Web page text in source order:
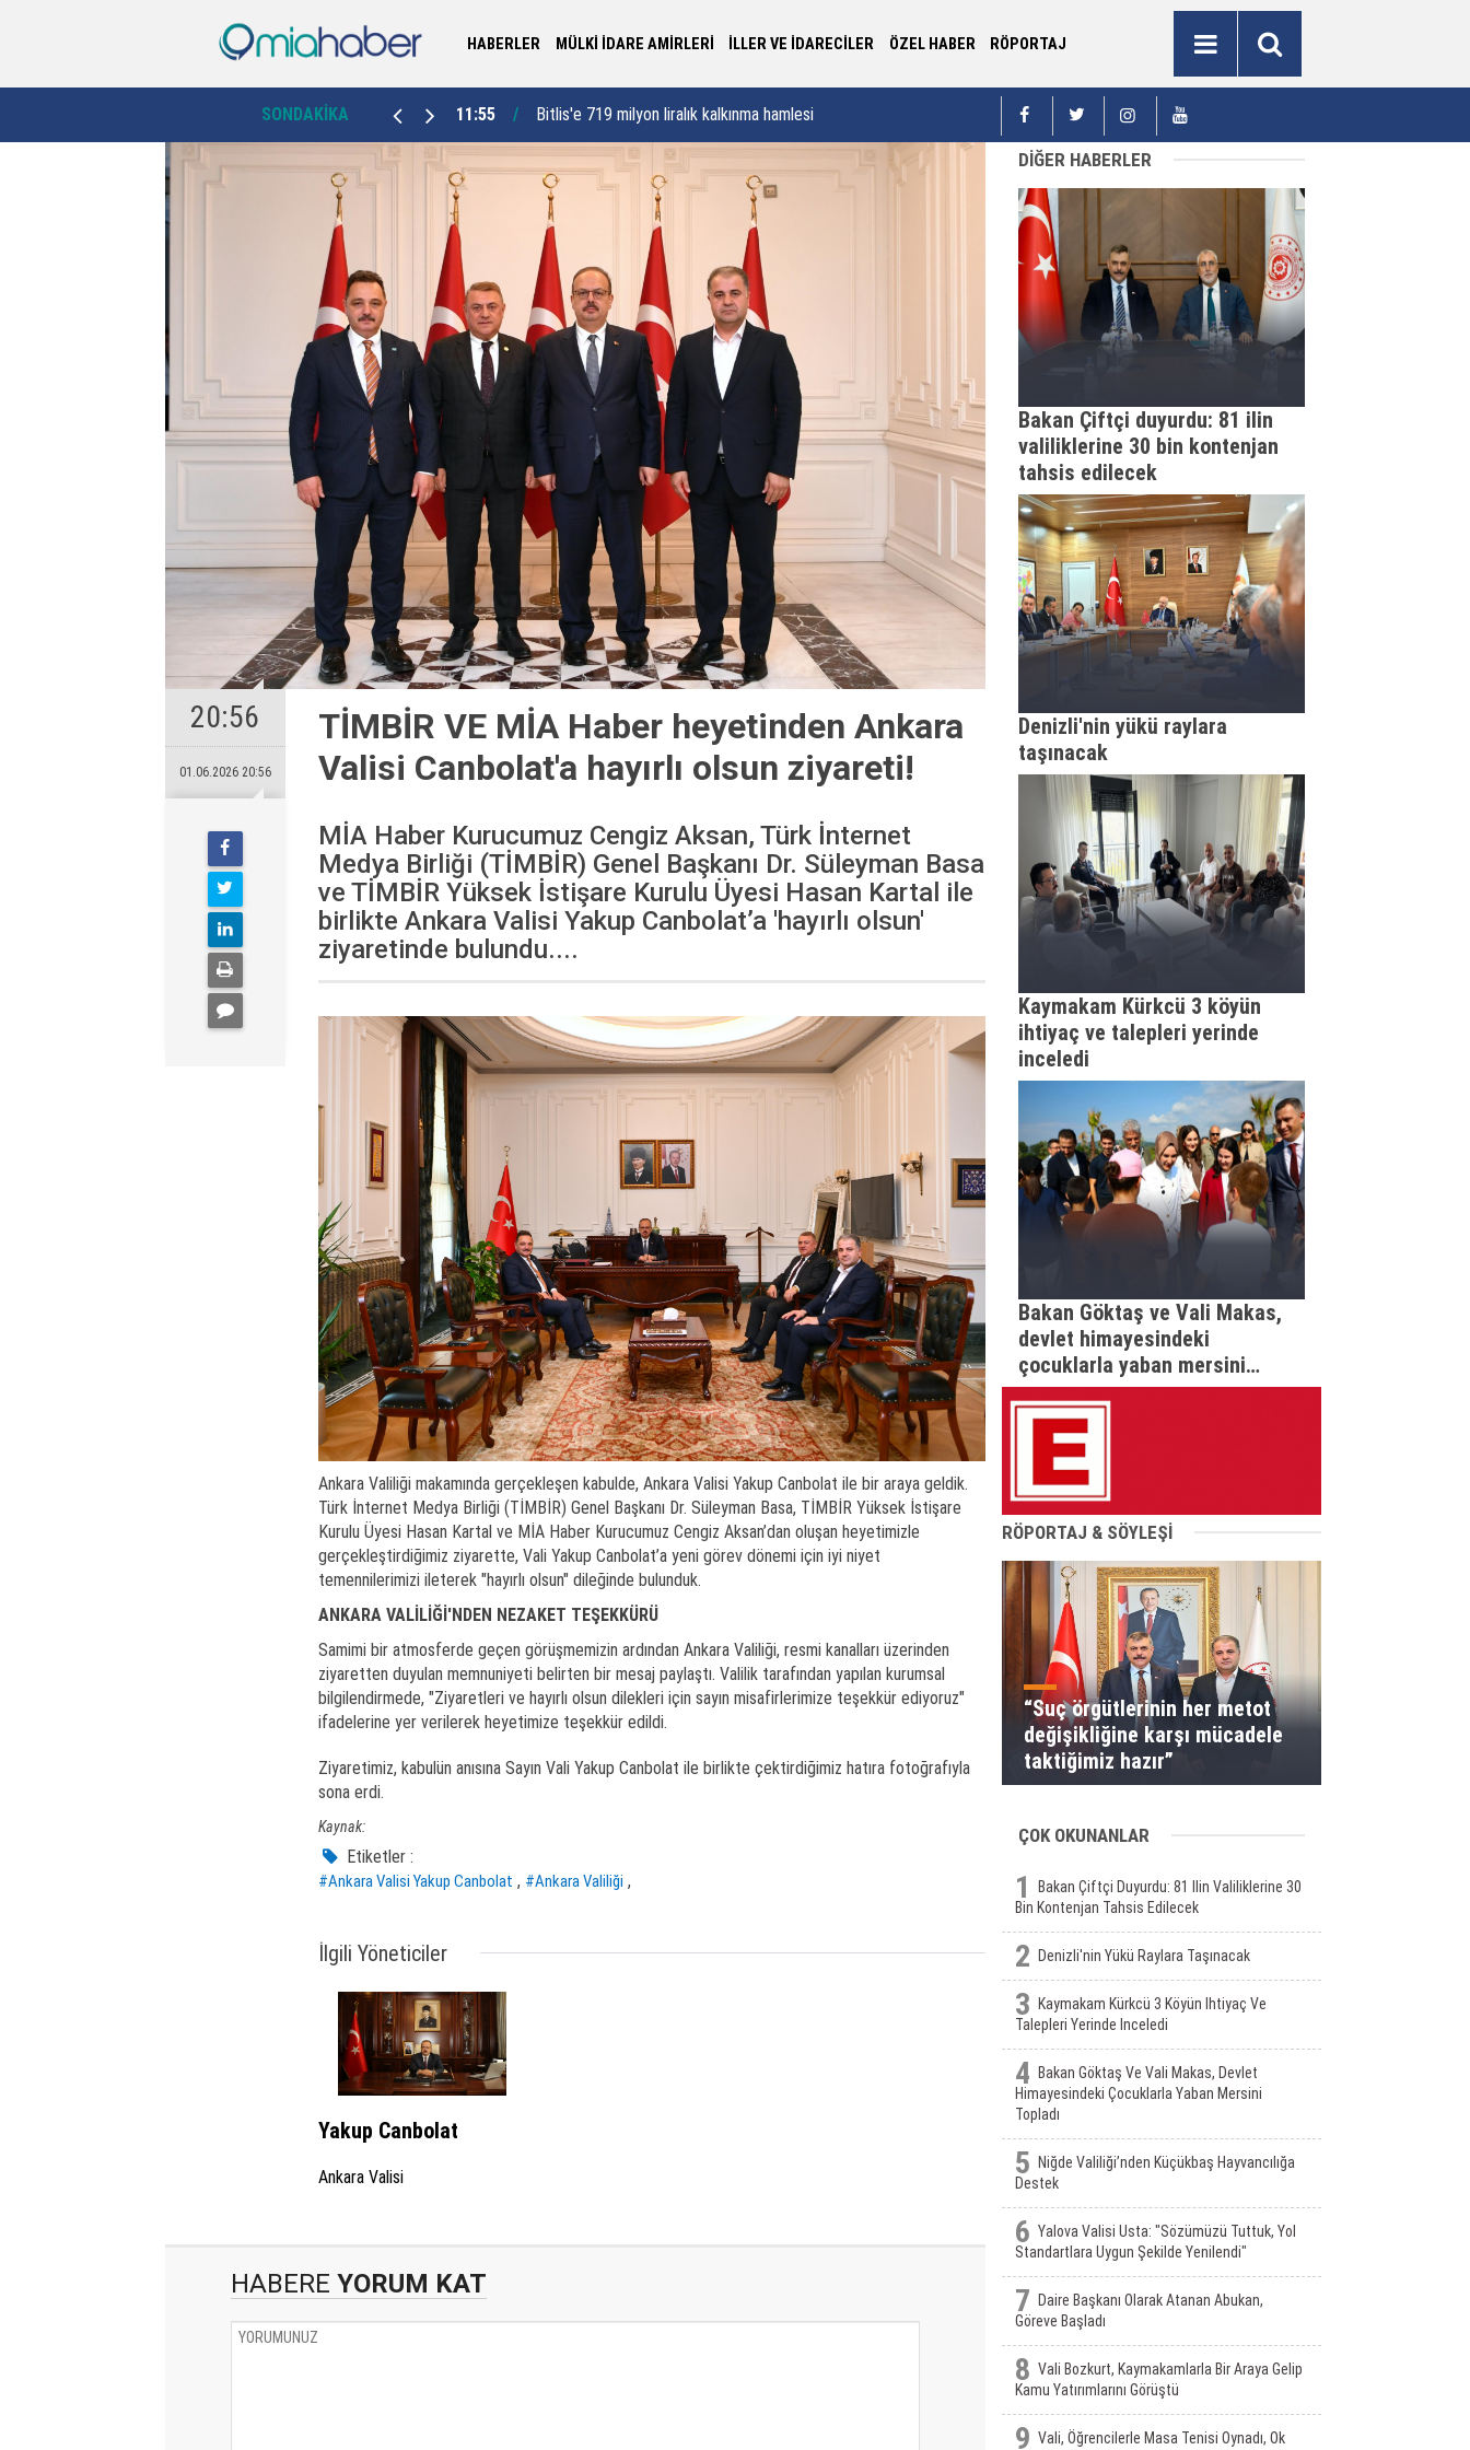
HABERLER MÜLKİ İDARE AMİRLERİ İLLER VE İDARECİLER ÖZEL HABER RÖPORTAJ
SONDAKİKA
Bitlis'e 719 milyon liralık kalkınma hamlesi 11:22 Nevşehir’in yolları daha güvenli ve konforlu olacak
“Devletini ve dinini bilen nesillerin yetiştiğini
görmek mutluluk veriyor”
20:56
01.06.2026 20:56
TİMBİR VE MİA Haber heyetinden Ankara
Valisi Canbolat'a hayırlı olsun ziyareti!
MİA Haber Kurucumuz Cengiz Aksan, Türk İnternet
Medya Birliği (TİMBİR) Genel Başkanı Dr. Süleyman Basa
ve TİMBİR Yüksek İstişare Kurulu Üyesi Hasan Kartal ile
birlikte Ankara Valisi Yakup Canbolat’a 'hayırlı olsun'
ziyaretinde bulundu....
Ankara Valiliği makamında gerçekleşen kabulde, Ankara Valisi Yakup Canbolat ile bir araya geldik.
Türk İnternet Medya Birliği (TİMBİR) Genel Başkanı Dr. Süleyman Basa, TİMBİR Yüksek İstişare
Kurulu Üyesi Hasan Kartal ve MİA Haber Kurucumuz Cengiz Aksan’dan oluşan heyetimizle
gerçekleştirdiğimiz ziyarette, Vali Yakup Canbolat’a yeni görev dönemi için iyi niyet
temennilerimizi ileterek "hayırlı olsun" dileğinde bulunduk.
ANKARA VALİLİĞİ'NDEN NEZAKET TEŞEKKÜRÜ
Samimi bir atmosferde geçen görüşmemizin ardından Ankara Valiliği, resmi kanalları üzerinden
ziyaretten duyulan memnuniyeti belirten bir mesaj paylaştı. Valilik tarafından yapılan kurumsal
bilgilendirmede, "Ziyaretleri ve hayırlı olsun dilekleri için sayın misafirlerimize teşekkür ediyoruz"
ifadelerine yer verilerek heyetimize teşekkür edildi.
Ziyaretimiz, kabulün anısına Sayın Vali Yakup Canbolat ile birlikte çektirdiğimiz hatıra fotoğrafıyla
sona erdi.
Kaynak:
Etiketler :
#Ankara Valisi Yakup Canbolat , #Ankara Valiliği ,
İlgili Yöneticiler
Yakup Canbolat
Ankara Valisi
HABERE YORUM KAT
DİĞER HABERLER
Bakan Çiftçi duyurdu: 81 ilin
valiliklerine 30 bin kontenjan
tahsis edilecek
Denizli'nin yükü raylara
taşınacak
Kaymakam Kürkcü 3 köyün
ihtiyaç ve talepleri yerinde
inceledi
Bakan Göktaş ve Vali Makas,
devlet himayesindeki
çocuklarla yaban mersini
topladı
RÖPORTAJ & SÖYLEŞİ
“Suç örgütlerinin her metot
değişikliğine karşı mücadele
taktiğimiz hazır”
ÇOK OKUNANLAR
1
Bakan Çiftçi Duyurdu: 81 Ilin Valiliklerine 30
Bin Kontenjan Tahsis Edilecek
2 Denizli'nin Yükü Raylara Taşınacak
3
Kaymakam Kürkcü 3 Köyün Ihtiyaç Ve
Talepleri Yerinde Inceledi
4
Bakan Göktaş Ve Vali Makas, Devlet
Himayesindeki Çocuklarla Yaban Mersini
Topladı
5
Niğde Valiliği’nden Küçükbaş Hayvancılığa
Destek
6 Yalova Valisi Usta: "Sözümüzü Tuttuk, Yol
Standartlara Uygun Şekilde Yenilendi"
7
Daire Başkanı Olarak Atanan Abukan,
Göreve Başladı
8 Vali Bozkurt, Kaymakamlarla Bir Araya Gelip
Kamu Yatırımlarını Görüştü
9 Vali, Öğrencilerle Masa Tenisi Oynadı, Ok